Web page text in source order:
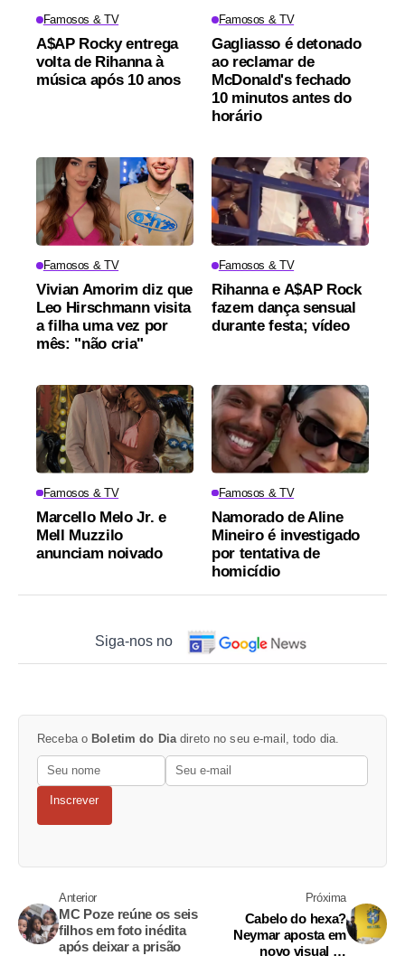
Famosos & TV
A$AP Rocky entrega
volta de Rihanna à
música após 10 anos
Famosos & TV
Gagliasso é detonado
ao reclamar de
McDonald's fechado
10 minutos antes do
horário
Famosos & TV
Vivian Amorim diz que
Leo Hirschmann visita
a filha uma vez por
mês: "não cria"
Famosos & TV
Rihanna e A$AP Rock
fazem dança sensual
durante festa; vídeo
Famosos & TV
Marcello Melo Jr. e
Mell Muzzilo
anunciam noivado
Famosos & TV
Namorado de Aline
Mineiro é investigado
por tentativa de
homicídio
Siga-nos no
Receba o Boletim do Dia direto no seu e-mail, todo dia.
Inscrever
Anterior
MC Poze reúne os seis
filhos em foto inédita
após deixar a prisão
Próxima
Cabelo do hexa?
Neymar aposta em
novo visual às